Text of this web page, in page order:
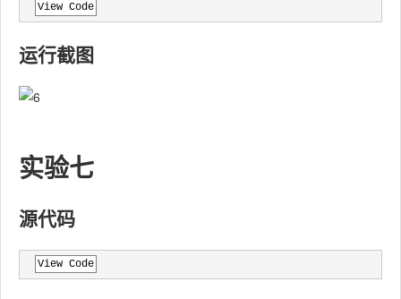
View Code
运行截图
实验七
源代码
View Code